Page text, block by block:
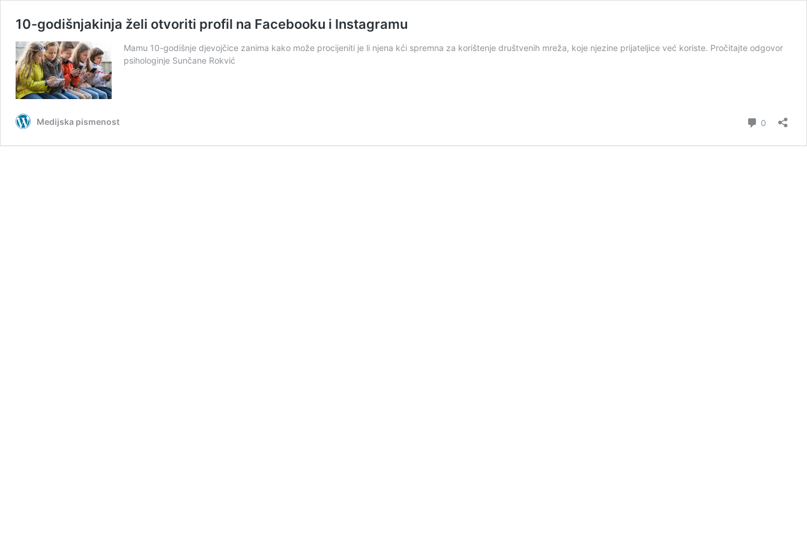
10-godišnjakinja želi otvoriti profil na Facebooku i Instagramu
Mamu 10-godišnje djevojčice zanima kako može procijeniti je li njena kći spremna za korištenje društvenih mreža, koje njezine prijateljice već koriste. Pročitajte odgovor
psihologinje Sunčane Rokvić
Medijska pismenost 0 Comments